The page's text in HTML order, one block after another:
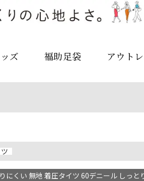
ズ 福助足袋 アウト
くい 無地 着圧タイツ 60デニール しっ